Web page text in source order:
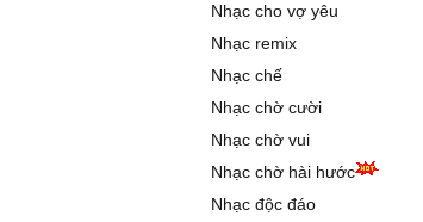
Nhạc cho vợ yêu
Nhạc remix
Nhạc chế
Nhạc chờ cười
Nhạc chờ vui
Nhạc chờ hài hước
Nhạc độc đáo